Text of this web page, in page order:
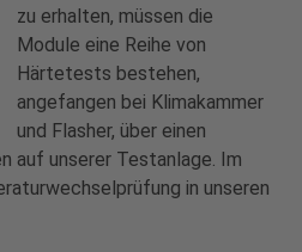
zu erhalten, müssen die
Module eine Reihe von
Härtetests bestehen,
angefangen bei Klimakammer
und Flasher, über einen
auf unserer Testanlage. Im
in unseren